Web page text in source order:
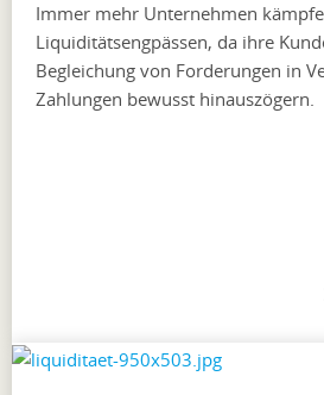
Immer mehr Unternehmen
Liquiditätsengpässen, da ihre
Begleichung von Forderungen in
Zahlungen bewusst hinauszögern.